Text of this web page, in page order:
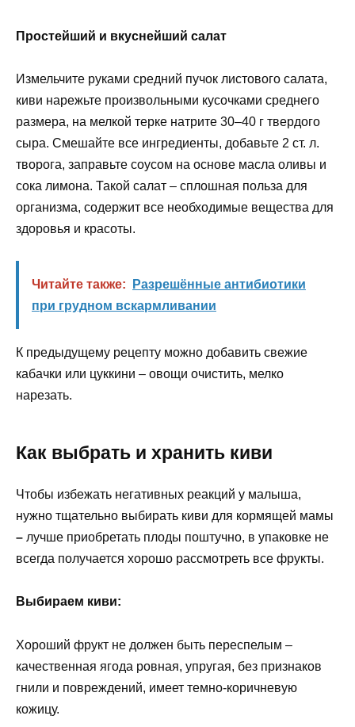
Простейший и вкуснейший салат
Измельчите руками средний пучок листового салата,
киви нарежьте произвольными кусочками среднего
размера, на мелкой терке натрите 30–40 г твердого
сыра. Смешайте все ингредиенты, добавьте 2 ст. л.
творога, заправьте соусом на основе масла оливы и
сока лимона. Такой салат – сплошная польза для
организма, содержит все необходимые вещества для
здоровья и красоты.
Читайте также:
Разрешённые антибиотики
при грудном вскармливании
К предыдущему рецепту можно добавить свежие
кабачки или цуккини – овощи очистить, мелко
нарезать.
Как выбрать и хранить киви
Чтобы избежать негативных реакций у малыша,
нужно тщательно выбирать киви для кормящей мамы
– лучше приобретать плоды поштучно, в упаковке не
всегда получается хорошо рассмотреть все фрукты.
Выбираем киви:
Хороший фрукт не должен быть переспелым –
качественная ягода ровная, упругая, без признаков
гнили и повреждений, имеет темно-коричневую
кожицу.